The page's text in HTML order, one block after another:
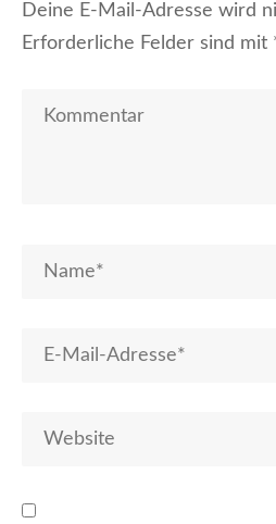
Deine E-Mail-Adresse wird
Erforderliche Felder sind mit